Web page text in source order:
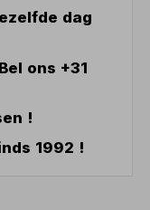
dag
ons +31
!
1992 !